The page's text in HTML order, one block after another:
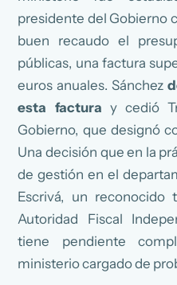
presidente del Gobierno
buen recaudo el
públicas, una factura
euros anuales. Sánchez
esta factura y cedió
Gobierno, que designó
Una decisión que en la
de gestión en el
Escrivá, un reconocido
Autoridad Fiscal
tiene pendiente
ministerio cargado de